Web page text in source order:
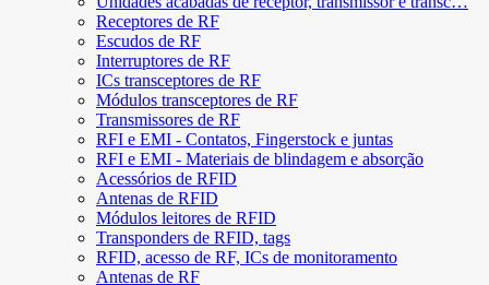
Receptores de RF
Escudos de RF
Interruptores de RF
ICs transceptores de RF
Módulos transceptores de RF
Transmissores de RF
RFI e EMI - Contatos, Fingerstock e juntas
RFI e EMI - Materiais de blindagem e absorção
Acessórios de RFID
Antenas de RFID
Módulos leitores de RFID
Transponders de RFID, tags
RFID, acesso de RF, ICs de monitoramento
Antenas de RF